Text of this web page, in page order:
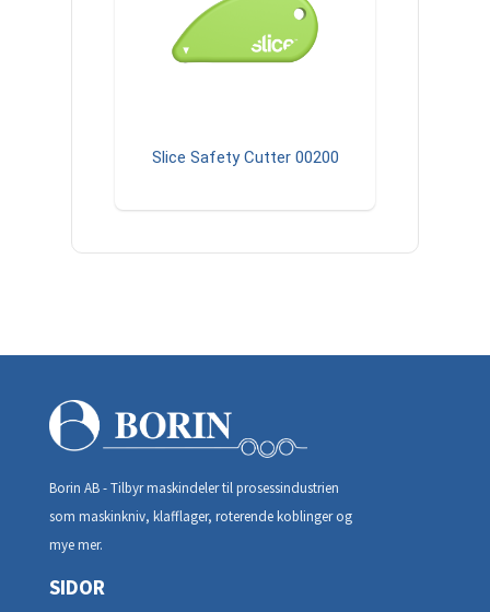
Slice Safety Cutter 00200
Borin AB - Tilbyr maskindeler til prosessindustrien
som maskinkniv, klafflager, roterende koblinger og
mye mer.
SIDOR